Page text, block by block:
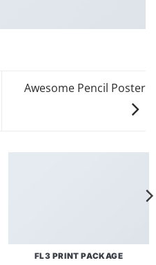
Awesome Pencil Poster
FL3 PRINT PACKAGE